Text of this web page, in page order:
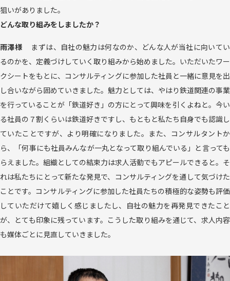
狙いがありました。
どんな取り組みをしましたか？
雨澤様
まずは、自社の魅力は何なのか、どんな人が当社に向いてい
るのかを、定義づけしていく取り組みから始めました。いただいたワー
クシートをもとに、コンサルティングに参加した社員と一緒に意見を出
し合いながら固めていきました。魅力としては、やはり鉄道関連の事業
を行っていることが「鉄道好き」の方にとって興味を引くよねと。今い
る社員の７割くらいは鉄道好きですし、もともと私たち自身でも認識し
ていたことですが、より明確になりました。また、コンサルタントか
ら、「何事にも社員みんなが一丸となって取り組んでいる」と言っても
らえました。組織としての結束力は求人活動でもアピールできると。そ
れは私たちにとって新たな発見で、コンサルティングを通して気づけた
ことです。コンサルティングに参加した社員たちの積極的な姿勢も評価
していただけて嬉しく感じましたし、自社の魅力を再発見できたこと
が、とても印象に残っています。こうした取り組みを通じて、求人内容
も媒体ごとに見直していきました。